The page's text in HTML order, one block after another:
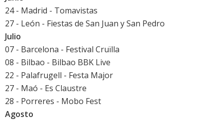
24 - Madrid - Tomavistas
27 - León - Fiestas de San Juan y San Pedro
Julio
07 - Barcelona - Festival Cruïlla
08 - Bilbao - Bilbao BBK Live
22 - Palafrugell - Festa Major
27 - Maó - Es Claustre
28 - Porreres - Mobo Fest
Agosto